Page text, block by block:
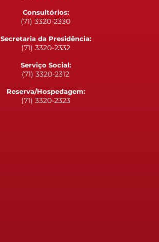
Consultórios:
(71) 3320-2330
Secretaria da Presidência:
(71) 3320-2332
Serviço Social:
(71) 3320-2312
Reserva/Hospedagem:
(71) 3320-2323